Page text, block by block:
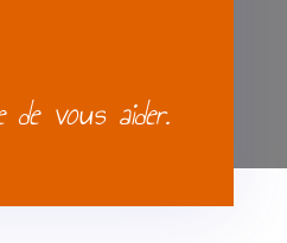
de vous aider.